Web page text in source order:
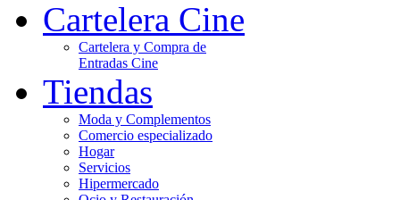
Cartelera Cine
Cartelera y Compra de
Entradas Cine
Tiendas
Moda y Complementos
Comercio especializado
Hogar
Servicios
Hipermercado